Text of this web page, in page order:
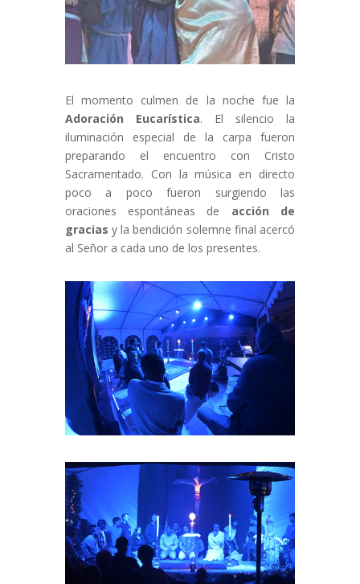
El momento culmen de la noche fue la
Adoración Eucarística. El silencio la
iluminación especial de la carpa fueron
preparando el encuentro con Cristo
Sacramentado. Con la música en directo
poco a poco fueron surgiendo las
oraciones espontáneas de acción de
gracias y la bendición solemne final acercó
al Señor a cada uno de los presentes.